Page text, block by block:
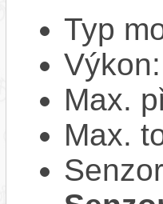
Typ
Výkon:
Max.
Max.